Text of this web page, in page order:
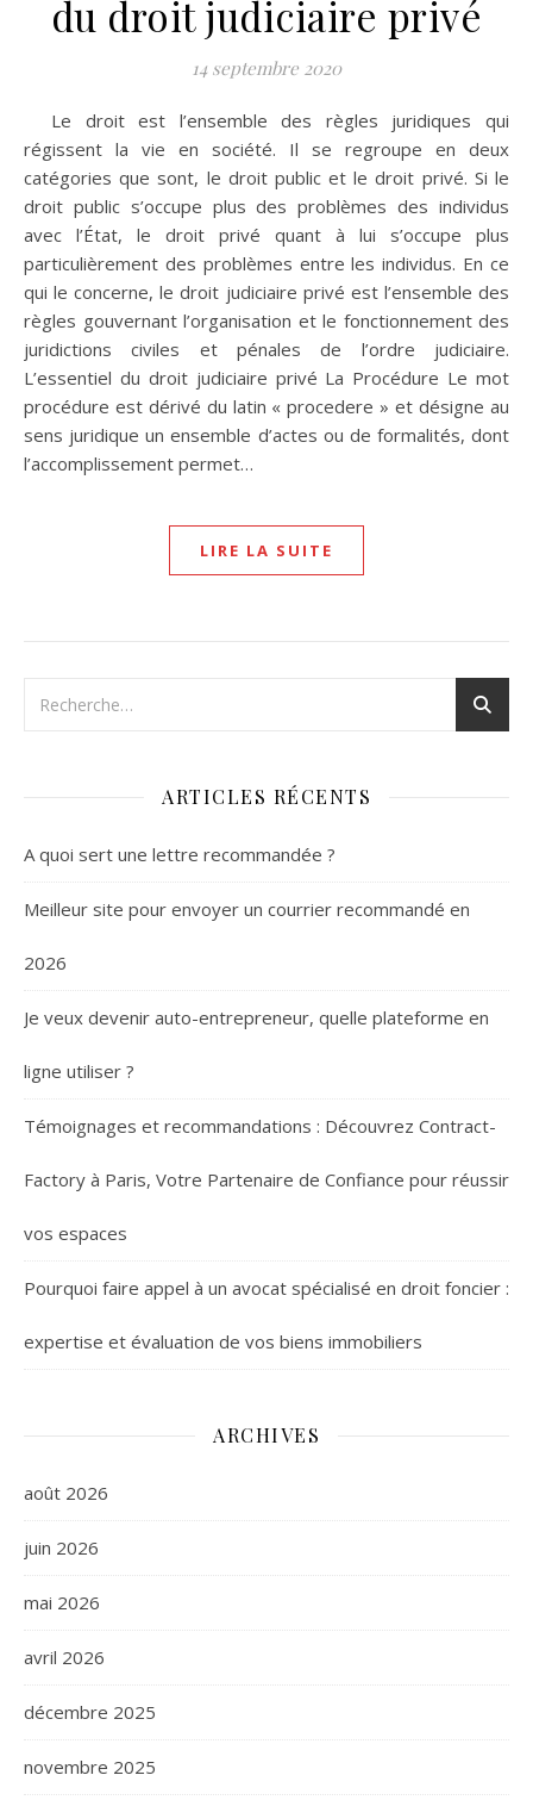
du droit judiciaire privé
14 septembre 2020
Le droit est l’ensemble des règles juridiques qui
régissent la vie en société. Il se regroupe en deux
catégories que sont, le droit public et le droit privé. Si le
droit public s’occupe plus des problèmes des individus
avec l’État, le droit privé quant à lui s’occupe plus
particulièrement des problèmes entre les individus. En ce
qui le concerne, le droit judiciaire privé est l’ensemble des
règles gouvernant l’organisation et le fonctionnement des
juridictions civiles et pénales de l’ordre judiciaire.
L’essentiel du droit judiciaire privé La Procédure Le mot
procédure est dérivé du latin « procedere » et désigne au
sens juridique un ensemble d’actes ou de formalités, dont
l’accomplissement permet…
LIRE LA SUITE
ARTICLES RÉCENTS
A quoi sert une lettre recommandée ?
Meilleur site pour envoyer un courrier recommandé en
2026
Je veux devenir auto-entrepreneur, quelle plateforme en
ligne utiliser ?
Témoignages et recommandations : Découvrez Contract-
Factory à Paris, Votre Partenaire de Confiance pour réussir
vos espaces
Pourquoi faire appel à un avocat spécialisé en droit foncier :
expertise et évaluation de vos biens immobiliers
ARCHIVES
août 2026
juin 2026
mai 2026
avril 2026
décembre 2025
novembre 2025